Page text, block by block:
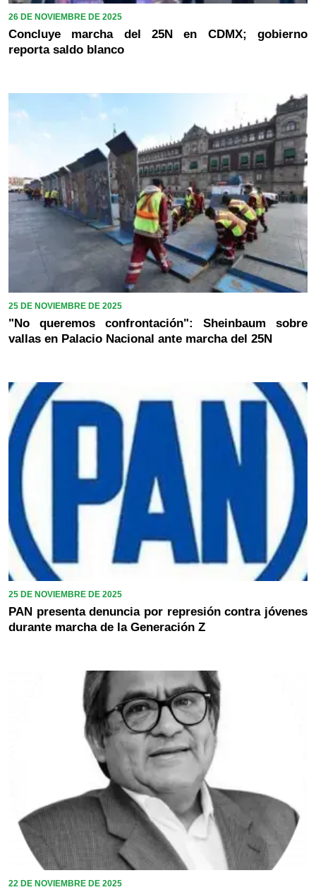
26 DE NOVIEMBRE DE 2025
Concluye marcha del 25N en CDMX; gobierno
reporta saldo blanco
25 DE NOVIEMBRE DE 2025
"No queremos confrontación": Sheinbaum sobre
vallas en Palacio Nacional ante marcha del 25N
25 DE NOVIEMBRE DE 2025
PAN presenta denuncia por represión contra jóvenes
durante marcha de la Generación Z
22 DE NOVIEMBRE DE 2025